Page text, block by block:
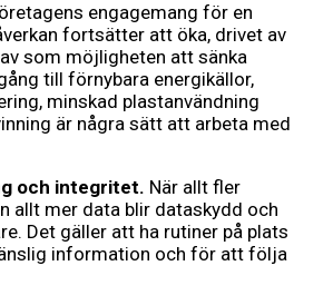
engagemang för en
fortsätter att öka, drivet av
som möjligheten att sänka
till förnybara energikällor,
minskad plastanvändning
är några sätt att arbeta med
och integritet. När allt fler
allt mer data blir dataskydd och
Det gäller att ha rutiner på plats
information och för att följa